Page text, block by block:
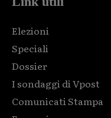
Elezioni
Speciali
Dossier
I sondaggi di Vpost
Comunicati Stampa